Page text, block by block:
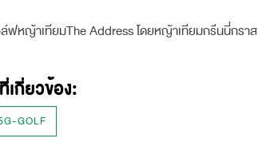
ฟหญ้าเทียมThe Address โดยหญ้าเทียมกรีนนี่กราส
เกี่ยวข้อง:
GOLF